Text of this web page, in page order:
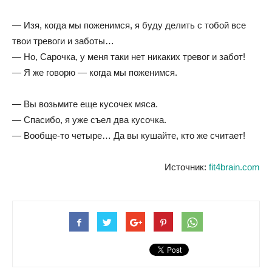
— Изя, когда мы поженимся, я буду делить с тобой все
твои тревоги и заботы…
— Но, Сарочка, у меня таки нет никаких тревог и забот!
— Я же говорю — когда мы поженимся.
— Вы возьмите еще кусочек мяса.
— Спасибо, я уже съел два кусочка.
— Вообще-то четыpе… Да вы кушайте, кто же считает!
Источник: fit4brain.com